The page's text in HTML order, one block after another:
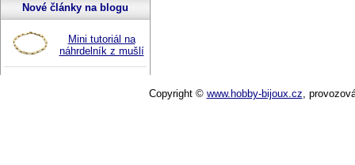
Nové články na blogu
Mini tutoriál na
náhrdelník z mušlí
Copyright © www.hobby-bijoux.cz